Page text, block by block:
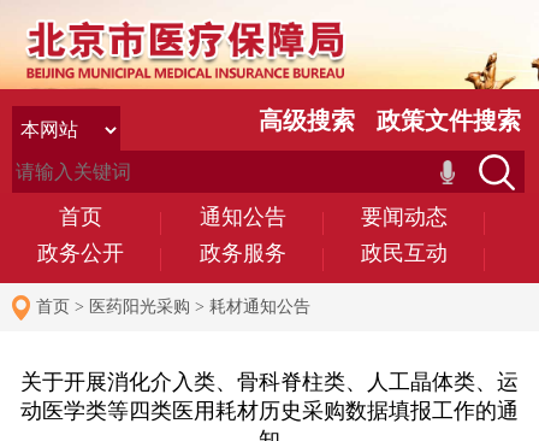
首页 通知公告
要闻动态
政务公开
政务服务 政民互动
高级搜索 政策文件搜索
首页 > 医药阳光采购 > 耗材通知公告
关于开展消化介入类、骨科脊柱类、人工晶体类、运
动医学类等四类医用耗材历史采购数据填报工作的通